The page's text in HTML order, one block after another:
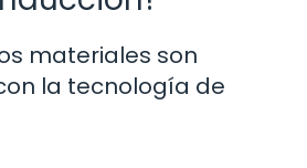
materiales son
la tecnología de